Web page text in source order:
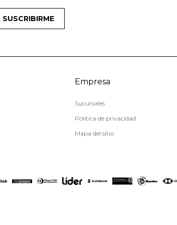
SUSCRIBIRME
Empresa
Sucursales
Política de privacidad
Mapa del sitio